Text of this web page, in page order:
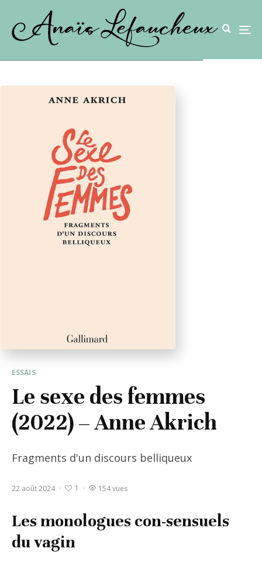
ESSAIS
Le sexe des femmes
(2022) – Anne Akrich
Fragments d'un discours belliqueux
22 août 2024 · 1 · 154 vues
Les monologues con-sensuels
du vagin